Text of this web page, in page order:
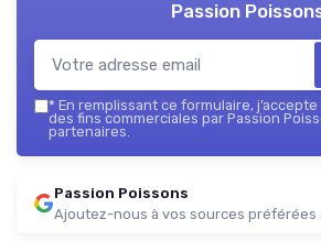
Passion
* En remplissant ce formulaire,
des fins commerciales par Passion
partenaires.
Passion Poissons
Ajoutez-nous à vos sources préférées